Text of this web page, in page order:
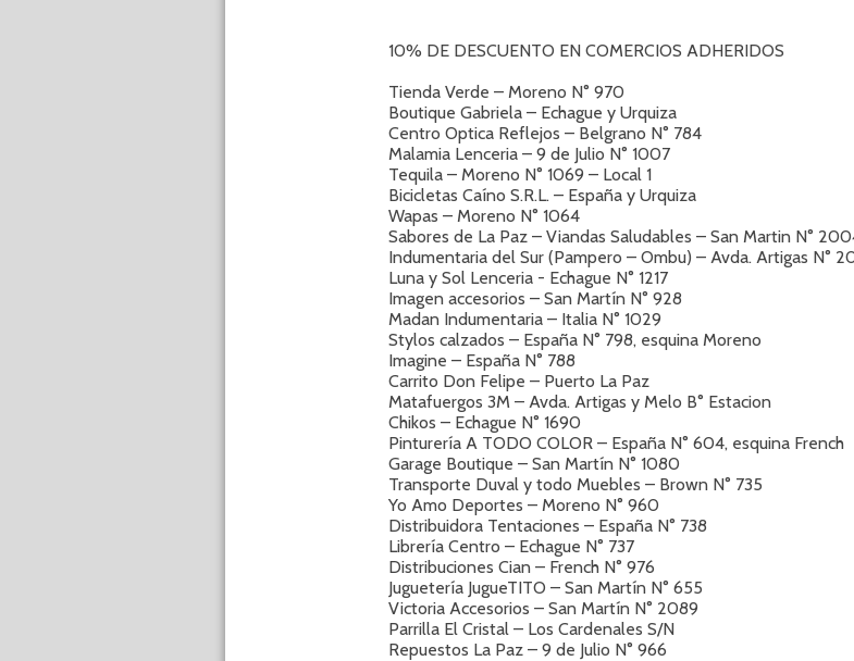
10% DE DESCUENTO EN COMERCIOS ADHERIDOS
Tienda Verde – Moreno N° 970
Boutique Gabriela – Echague y Urquiza
Centro Optica Reflejos – Belgrano N° 784
Malamia Lenceria – 9 de Julio N° 1007
Tequila – Moreno N° 1069 – Local 1
Bicicletas Caíno S.R.L. – España y Urquiza
Wapas – Moreno N° 1064
Sabores de La Paz – Viandas Saludables – San Martin N°
Indumentaria del Sur (Pampero – Ombu) – Avda. Artigas N°
Luna y Sol Lenceria - Echague N° 1217
Imagen accesorios – San Martín N° 928
Madan Indumentaria – Italia N° 1029
Stylos calzados – España N° 798, esquina Moreno
Imagine – España N° 788
Carrito Don Felipe – Puerto La Paz
Matafuergos 3M – Avda. Artigas y Melo B° Estacion
Chikos – Echague N° 1690
Pinturería A TODO COLOR – España N° 604, esquina French
Garage Boutique – San Martín N° 1080
Transporte Duval y todo Muebles – Brown N° 735
Yo Amo Deportes – Moreno N° 960
Distribuidora Tentaciones – España N° 738
Librería Centro – Echague N° 737
Distribuciones Cian – French N° 976
Juguetería JugueTITO – San Martín N° 655
Victoria Accesorios – San Martín N° 2089
Parrilla El Cristal – Los Cardenales S/N
Repuestos La Paz – 9 de Julio N° 966